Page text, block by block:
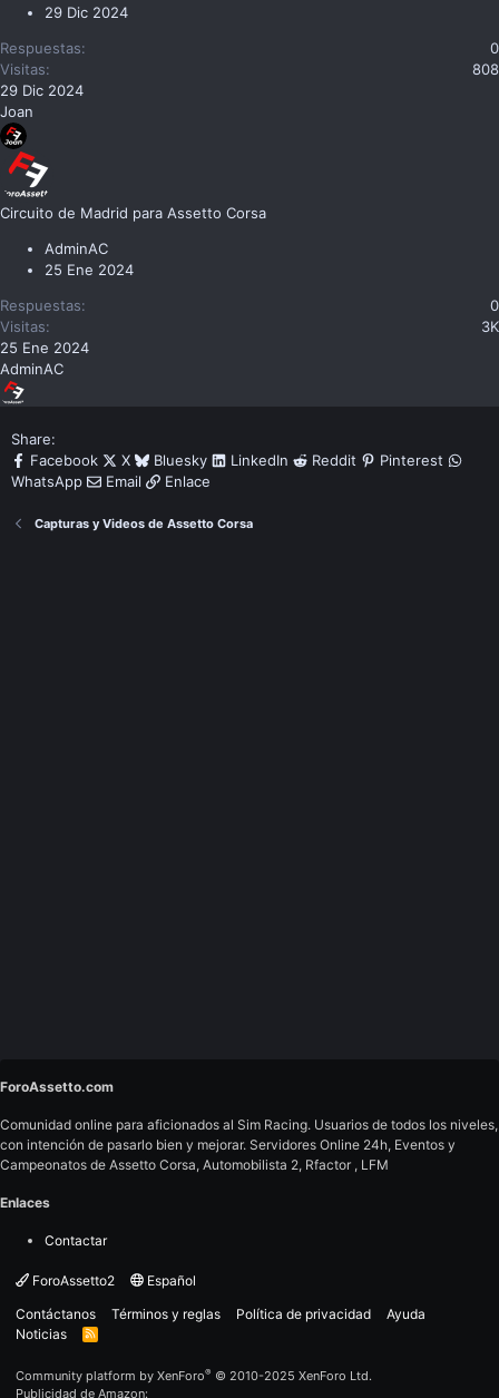
29 Dic 2024
Respuestas
0
Visitas
808
29 Dic 2024
Joan
Circuito de Madrid para Assetto Corsa
AdminAC
25 Ene 2024
Respuestas
0
Visitas
3K
25 Ene 2024
AdminAC
Share:
Facebook
X Bluesky LinkedIn Reddit
Pinterest
WhatsApp
Email Enlace
Capturas y Videos de Assetto Corsa
ForoAssetto.com
Comunidad online para aficionados al Sim Racing. Usuarios de todos los niveles,
con intención de pasarlo bien y mejorar. Servidores Online 24h, Eventos y
Campeonatos de Assetto Corsa, Automobilista 2, Rfactor , LFM
Enlaces
Contactar
ForoAssetto2
Español
Contáctanos
Términos y reglas Política de privacidad
Ayuda
Noticias
R
Community platform by XenForo® © 2010-2025 XenForo Ltd.
Publicidad de Amazon: